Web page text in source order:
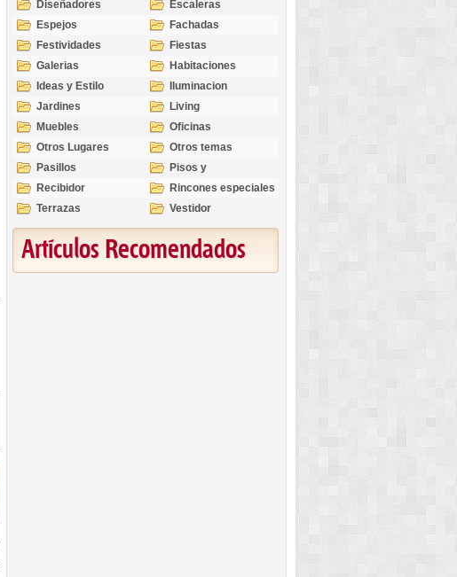
Diseñadores
Escaleras
Espejos
Fachadas
Festividades
Fiestas
Galerias
Habitaciones
Ideas y Estilo
Iluminacion
Jardines
Living
Muebles
Oficinas
Otros Lugares
Otros temas
Pasillos
Pisos y
revestimientos
Recibidor
Rincones especiales
Terrazas
Vestidor
Artículos Recomendados